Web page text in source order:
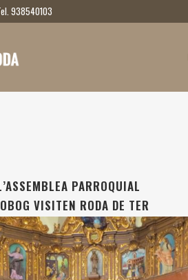
938540103
PARROQUIAL
VISITEN RODA DE TER